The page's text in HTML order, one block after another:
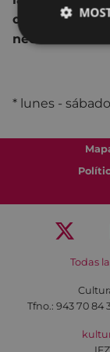
cierto en
necesarias
* lunes - sábado
Todas
Tfno.: 943 70 84